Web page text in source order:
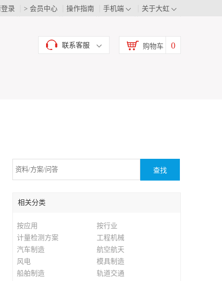
录 > 会员中心 操作指南 手机端 关于大虹
联系客服 购物车 0
查找
相关分类
按应用
按行业
计量检测方案
工程机械
汽车制造
航空航天
风电
模具制造
船舶制造
轨道交通